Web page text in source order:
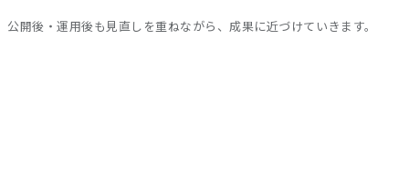
公開後・運用後も見直しを重ねながら、成果に近づけていきます。